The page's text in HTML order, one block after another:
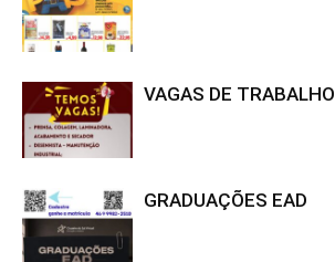
VAGAS DE TRABALHO
GRADUAÇÕES EAD